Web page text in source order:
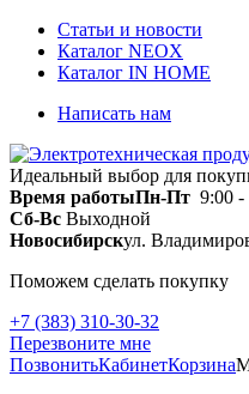
Статьи и новости
Каталог NEOX
Каталог IN HOME
Написать нам
Идеальный выбор для
Время работыПн-Пт 9:00 -
Сб-Вс Выходной
Новосибирскул.
Поможем сделать покупку
+7 (383) 310-30-32
Перезвоните мне
ПозвонитьКабинетКорзина